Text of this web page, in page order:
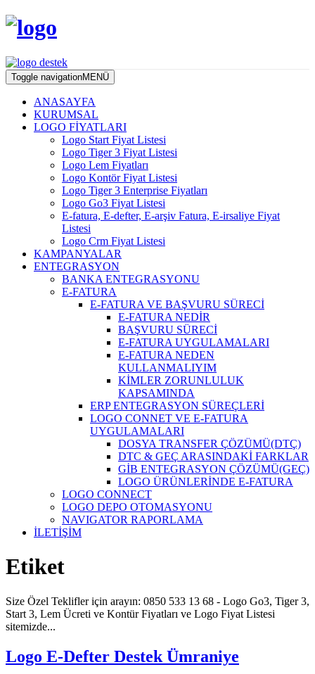
Toggle navigationMENÜ
ANASAYFA
KURUMSAL
LOGO FİYATLARI
Logo Start Fiyat Listesi
Logo Tiger 3 Fiyat Listesi
Logo Lem Fiyatları
Logo Kontör Fiyat Listesi
Logo Tiger 3 Enterprise Fiyatları
Logo Go3 Fiyat Listesi
E-fatura, E-defter, E-arşiv Fatura, E-irsaliye Fiyat
Listesi
Logo Crm Fiyat Listesi
KAMPANYALAR
ENTEGRASYON
BANKA ENTEGRASYONU
E-FATURA
E-FATURA VE BAŞVURU SÜRECİ
E-FATURA NEDİR
BAŞVURU SÜRECİ
E-FATURA UYGULAMALARI
E-FATURA NEDEN
KULLANMALIYIM
KİMLER ZORUNLULUK
KAPSAMINDA
ERP ENTEGRASYON SÜREÇLERİ
LOGO CONNET VE E-FATURA
UYGULAMALARI
DOSYA TRANSFER ÇÖZÜMÜ(DTÇ)
DTC & GEÇ ARASINDAKİ FARKLAR
GİB ENTEGRASYON ÇÖZÜMÜ(GEÇ)
LOGO ÜRÜNLERİNDE E-FATURA
LOGO CONNECT
LOGO DEPO OTOMASYONU
NAVIGATOR RAPORLAMA
İLETİŞİM
Etiket
Size Özel Teklifler için arayın: 0850 533 13 68 - Logo Go3, Tiger 3,
Start 3, Lem Ücreti ve Kontür Fiyatları ve Logo Fiyat Listesi
sitemizde...
Logo E-Defter Destek Ümraniye